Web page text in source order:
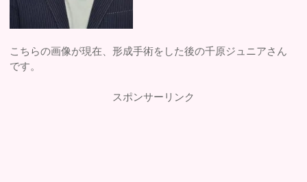
こちらの画像が現在、形成手術をした後の千原ジュニアさん
です。
スポンサーリンク